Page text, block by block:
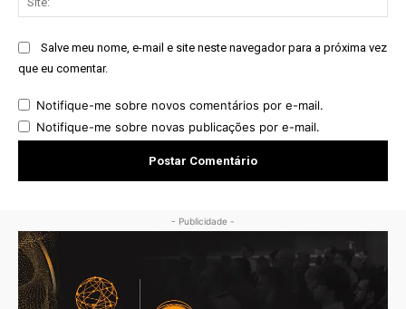
Salve meu nome, e-mail e site neste navegador para a próxima vez
que eu comentar.
Notifique-me sobre novos comentários por e-mail.
Notifique-me sobre novas publicações por e-mail.
- Publicidade -